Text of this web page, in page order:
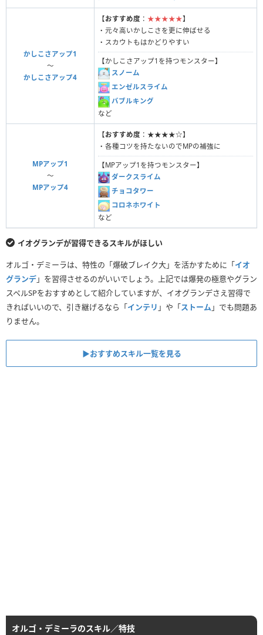
かしこさアップ1
〜
かしこさアップ4
【おすすめ度 ： ★★★★★】
・元々高いかしこさを更に伸ばせる
・スカウトもはかどりやすい
【かしこさアップ1を持つモンスター】
スノーム
エンゼルスライム
バブルキング
など
MPアップ1
〜
MPアップ4
【おすすめ度 ：★★★★☆】
・各種コツを持たないのでMPの補強に
【MPアップ1を持つモンスター】
ダークスライム
チョコタワー
コロネホワイト
など
イオグランデが習得できるスキルがほしい
オルゴ・デミーラは、特性の「爆破ブレイク大」を活かすために「イオ
グランデ」を習得させるのがいいでしょう。上記では爆発の極意やグラン
スペルSPをおすすめとして紹介していますが、イオグランデさえ習得で
きればいいので、引き継げるなら「インテリ 」や「ストーム 」でも問題あ
りません。
▶︎おすすめスキル一覧を見る
オルゴ・デミーラのスキル／特技